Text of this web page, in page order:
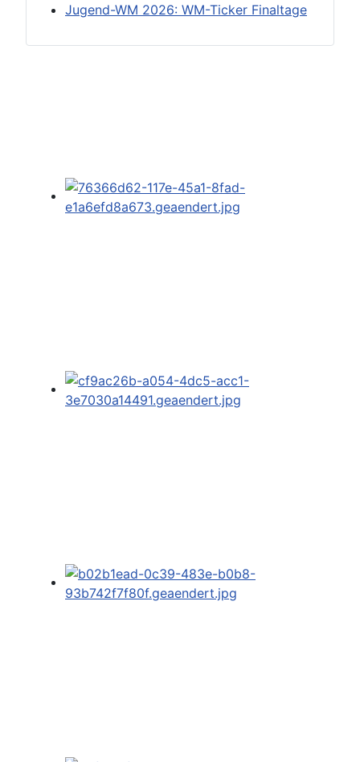
Jugend-WM 2026: WM-Ticker Finaltage